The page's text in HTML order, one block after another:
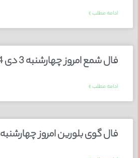
ادامه مطلب »
فال شمع امروز چهارشنبه 3 دی 1404
ادامه مطلب »
فال گوی بلورین امروز چهارشنبه 3 دی 1404